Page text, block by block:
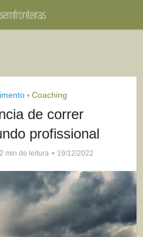
• Coaching
de correr
profissional
2 min de leitura 19/12/2022